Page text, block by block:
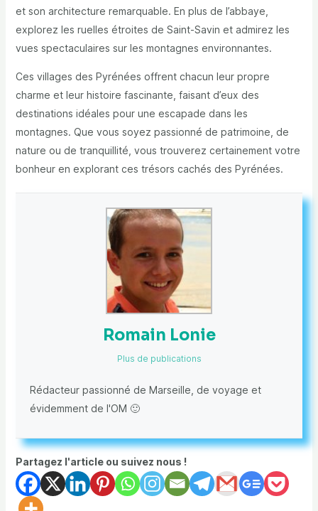
et son architecture remarquable. En plus de l’abbaye,
explorez les ruelles étroites de Saint-Savin et admirez les
vues spectaculaires sur les montagnes environnantes.
Ces villages des Pyrénées offrent chacun leur propre
charme et leur histoire fascinante, faisant d’eux des
destinations idéales pour une escapade dans les
montagnes. Que vous soyez passionné de patrimoine, de
nature ou de tranquillité, vous trouverez certainement votre
bonheur en explorant ces trésors cachés des Pyrénées.
Romain Lonie
Plus de publications
Rédacteur passionné de Marseille, de voyage et
évidemment de l'OM 🙂
Partagez l'article ou suivez nous !